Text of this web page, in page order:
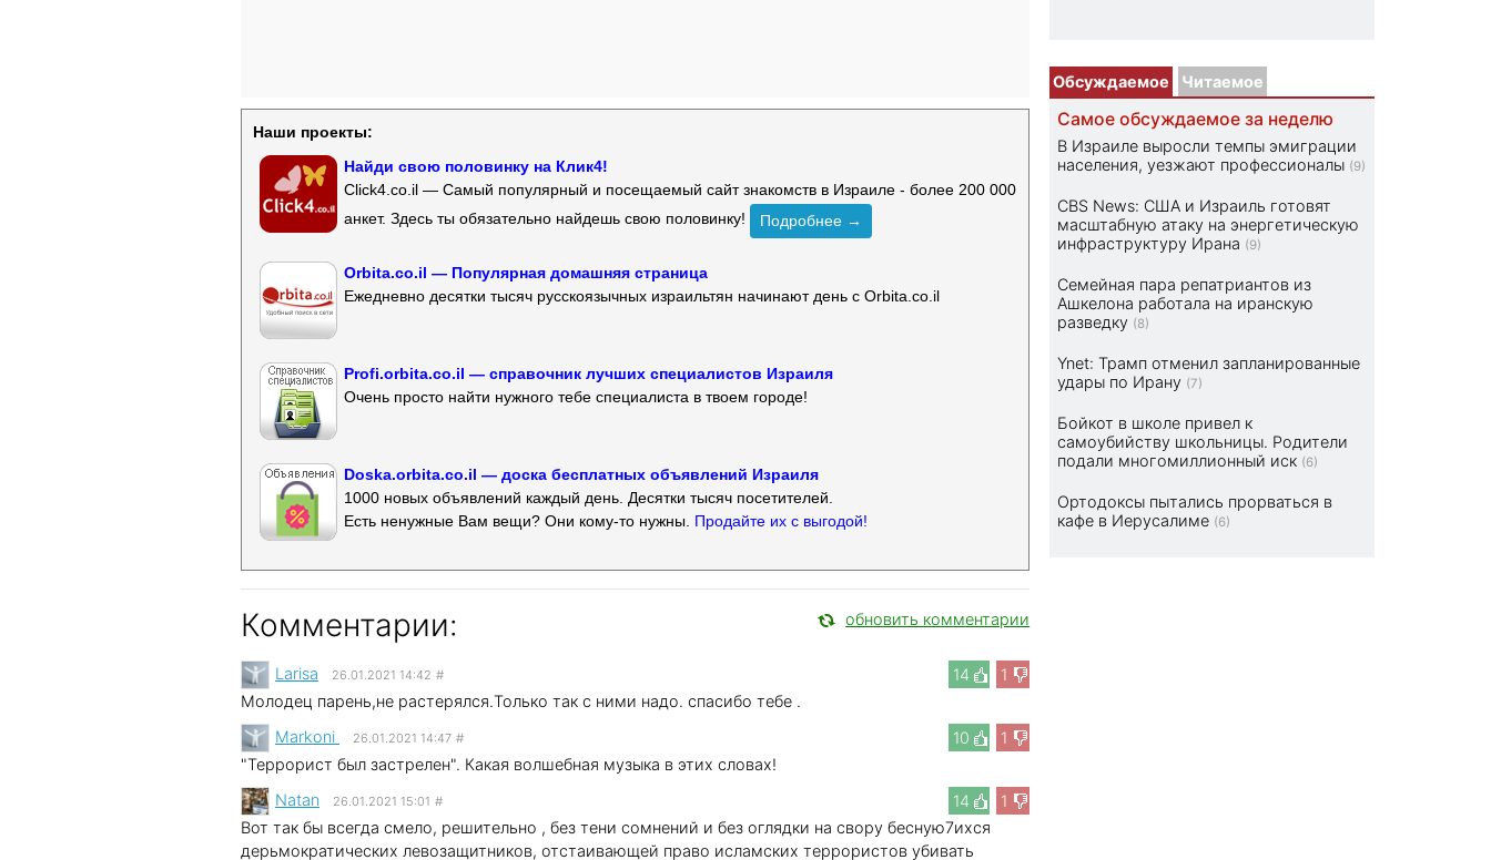
Наши проекты:
Найди свою половинку на Клик4!
Click4.co.il — Самый популярный и посещаемый сайт знакомств в Израиле - более 200 000
анкет. Здесь ты обязательно найдешь свою половинку!
Подробнее →
Orbita.co.il — Популярная домашняя страница
Ежедневно десятки тысяч русскоязычных израильтян начинают день с Orbita.co.il
Profi.orbita.co.il — справочник лучших специалистов Израиля
Очень просто найти нужного тебе специалиста в твоем городе!
Doska.orbita.co.il — доска бесплатных объявлений Израиля
1000 новых объявлений каждый день. Десятки тысяч посетителей.
Есть ненужные Вам вещи? Они кому-то нужны. Продайте их с выгодой!
Комментарии: обновить комментарии
14 1
Larisa 26.01.2021 14:42 #
Молодец парень,не растерялся.Только так с ними надо. спасибо тебе .
10
1
Markoni 26.01.2021 14:47 #
"Террорист был застрелен". Какая волшебная музыка в этих словах!
14
1
Natan 26.01.2021 15:01 #
Вот так бы всегда смело, решительно , без тени сомнений и без оглядки на свору бесную7ихся
дерьмократических левозащитников, отстаивающей право исламских террористов убивать
Обсуждаемое Читаемое
Самое обсуждаемое за неделю
В Израиле выросли темпы эмиграции
населения, уезжают профессионалы (9)
CBS News: США и Израиль готовят
масштабную атаку на энергетическую
инфраструктуру Ирана (9)
Семейная пара репатриантов из
Ашкелона работала на иранскую
разведку (8)
Ynet: Трамп отменил запланированные
удары по Ирану (7)
Бойкот в школе привел к
самоубийству школьницы. Родители
подали многомиллионный иск (6)
Ортодоксы пытались прорваться в
кафе в Иерусалиме (6)